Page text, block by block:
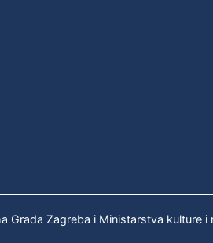
Grada Zagreba i Ministarstva kulture i